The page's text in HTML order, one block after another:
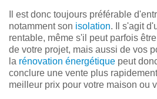
Il est donc toujours préférable
notamment son isolation. Il s'agit
rentable, même s'il peut parfois
de votre projet, mais aussi de vos
la rénovation énergétique peut
conclure une vente plus
meilleur prix pour votre maison ou